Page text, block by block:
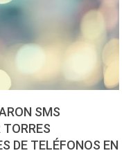
SMS
DE TELÉFONOS EN